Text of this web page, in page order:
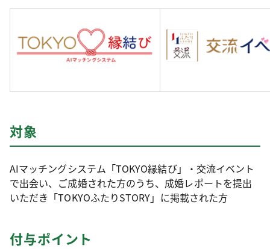
対象
AIマッチングシステム「TOKYO縁結び」・交流イベント
で出会い、ご成婚された方のうち、成婚レポートを提出
いただき「TOKYOふたりSTORY」に掲載された方
付与ポイント